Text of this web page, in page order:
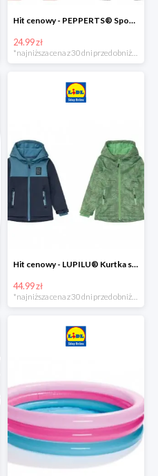
Hit cenowy - PEPPERTS® Spodnie dresowe dziewczęce, 1 para
24.99 zł
Hit cenowy - LUPILU® Kurtka softshell chłopięca, 1 sztuka
44.99 zł